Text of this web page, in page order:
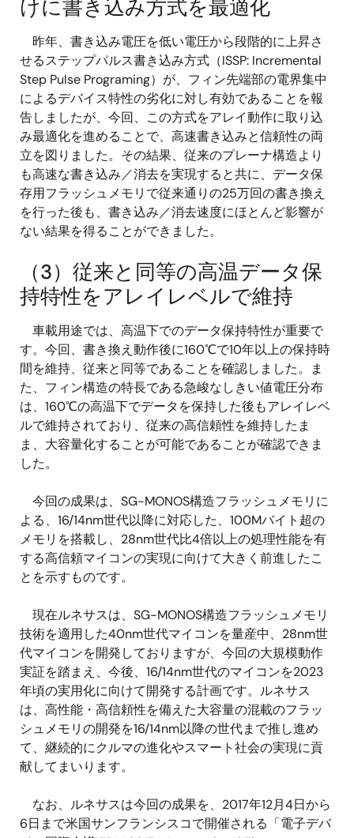
けに書き込み方式を最適化
昨年、書き込み電圧を低い電圧から段階的に上昇さ
せるステップパルス書き込み方式（ISSP: Incremental
Step Pulse Programing）が、フィン先端部の電界集中
によるデバイス特性の劣化に対し有効であることを報
告しましたが、今回、この方式をアレイ動作に取り込
み最適化を進めることで、高速書き込みと信頼性の両
立を図りました。その結果、従来のプレーナ構造より
も高速な書き込み／消去を実現すると共に、データ保
存用フラッシュメモリで従来通りの25万回の書き換え
を行った後も、書き込み／消去速度にほとんど影響が
ない結果を得ることができました。
（3）従来と同等の高温データ保
持特性をアレイレベルで維持
車載用途では、高温下でのデータ保持特性が重要で
す。今回、書き換え動作後に160℃で10年以上の保持時
間を維持、従来と同等であることを確認しました。ま
た、フィン構造の特長である急峻なしきい値電圧分布
は、160℃の高温下でデータを保持した後もアレイレベ
ルで維持されており、従来の高信頼性を維持したま
ま、大容量化することが可能であることが確認できま
した。
今回の成果は、SG-MONOS構造フラッシュメモリに
よる、16/14nm世代以降に対応した、100Mバイト超の
メモリを搭載し、28nm世代比4倍以上の処理性能を有
する高信頼マイコンの実現に向けて大きく前進したこ
とを示すものです。
現在ルネサスは、SG-MONOS構造フラッシュメモリ
技術を適用した40nm世代マイコンを量産中、28nm世
代マイコンを開発しておりますが、今回の大規模動作
実証を踏まえ、今後、16/14nm世代のマイコンを2023
年頃の実用化に向けて開発する計画です。ルネサス
は、高性能・高信頼性を備えた大容量の混載のフラッ
シュメモリの開発を16/14nm以降の世代まで推し進め
て、継続的にクルマの進化やスマート社会の実現に貢
献してまいります。
なお、ルネサスは今回の成果を、2017年12月4日から
6日まで米国サンフランシスコで開催される「電子デバ